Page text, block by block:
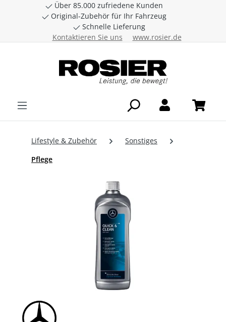
Zum Hauptinhalt springen
Über 85.000 zufriedene Kunden
Original-Zubehör für Ihr Fahrzeug
Schnelle Lieferung
Kontaktieren Sie uns
www.rosier.de
Lifestyle & Zubehör
Sonstiges
Pflege